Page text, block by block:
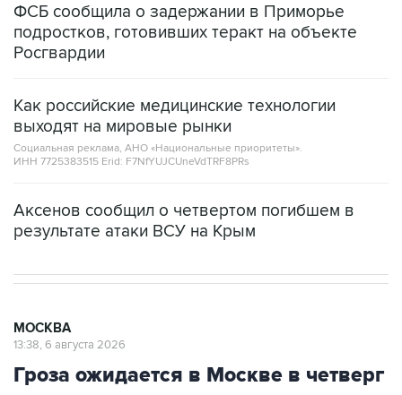
ФСБ сообщила о задержании в Приморье
подростков, готовивших теракт на объекте
Росгвардии
Как российские медицинские технологии
выходят на мировые рынки
Социальная реклама, АНО «Национальные приоритеты».
ИНН 7725383515 Erid: F7NfYUJCUneVdTRF8PRs
Аксенов сообщил о четвертом погибшем в
результате атаки ВСУ на Крым
МОСКВА
13:38, 6 августа 2026
Гроза ожидается в Москве в четверг